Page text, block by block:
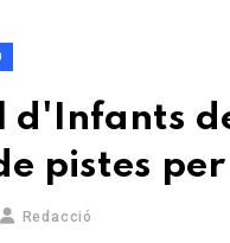
d'Infants
pistes
Redacció